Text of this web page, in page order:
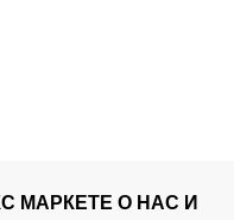
МАРКЕТЕ О НАС И